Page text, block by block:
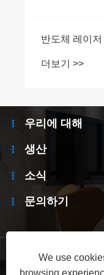
반도체 레이
더보기 >>
우리에 대해
생산
소식
문의하기
Links Sitemap
We use
browsing